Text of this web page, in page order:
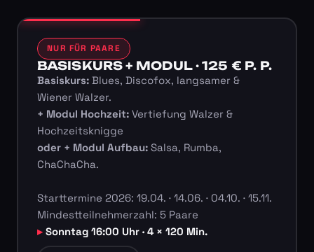
NUR FÜR PAARE
BASISKURS + MODUL · 125 € P. P.
Basiskurs:Blues, Discofox, langsamer &
Wiener Walzer.
+ Modul Hochzeit:Vertiefung Walzer &
Hochzeitsknigge
oder + Modul Aufbau:Salsa, Rumba,
ChaChaCha.
Starttermine 2026: 19.04. · 14.06. · 04.10. · 15.11.
Mindestteilnehmerzahl: 5 Paare
Sonntag 16:00 Uhr · 4 × 120 Min.